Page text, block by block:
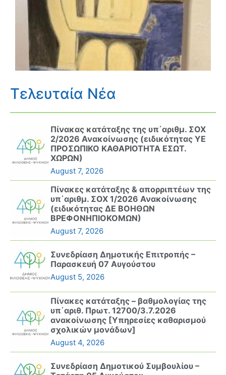
Τελευταία Νέα
Πίνακας κατάταξης της υπ΄αριθμ. ΣΟΧ
2/2026 Ανακοίνωσης (ειδικότητας ΥΕ
ΠΡΟΣΩΠΙΚΟ ΚΑΘΑΡΙΟΤΗΤΑ ΕΣΩΤ.
ΧΩΡΩΝ)
August 7, 2026
Πίνακες κατάταξης & απορριπτέων της
υπ΄αριθμ. ΣΟΧ 1/2026 Ανακοίνωσης
(ειδικότητας ΔΕ ΒΟΗΘΩΝ
ΒΡΕΦΟΝΗΠΙΟΚΟΜΩΝ)
August 7, 2026
Συνεδρίαση Δημοτικής Επιτροπής –
Παρασκευή 07 Αυγούστου
August 5, 2026
Πίνακες κατάταξης – βαθμολογίας της
υπ΄αριθ. Πρωτ. 12700/3.7.2026
ανακοίνωσης [Υπηρεσίες καθαρισμού
σχολικών μονάδων]
August 4, 2026
Συνεδρίαση Δημοτικού Συμβουλίου –